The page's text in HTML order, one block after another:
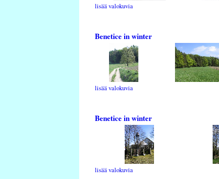
lisää valokuvia
Benetice in winter
lisää valokuvia
Benetice in winter
lisää valokuvia